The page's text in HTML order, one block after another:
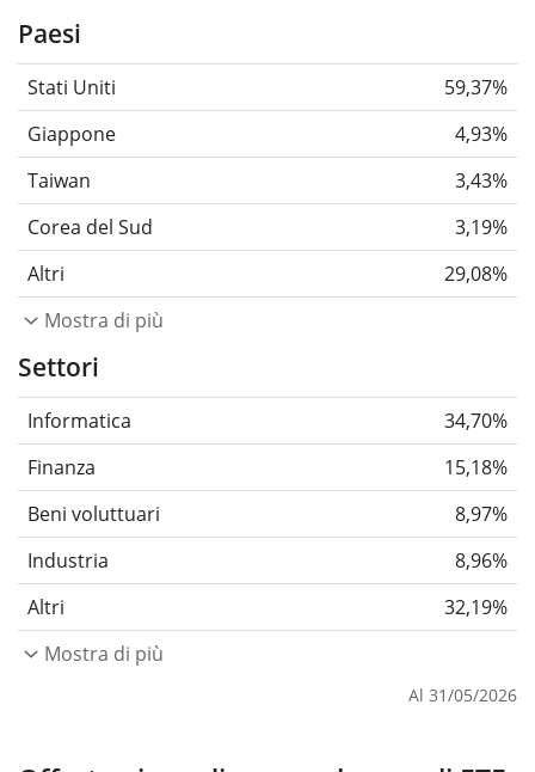
Paesi
Stati Uniti
59,37%
Giappone
4,93%
Taiwan
3,43%
Corea del Sud
3,19%
Altri
29,08%
Mostra di più
Settori
Informatica
34,70%
Finanza
15,18%
Beni voluttuari
8,97%
Industria
8,96%
Altri
32,19%
Mostra di più
Al 31/05/2026